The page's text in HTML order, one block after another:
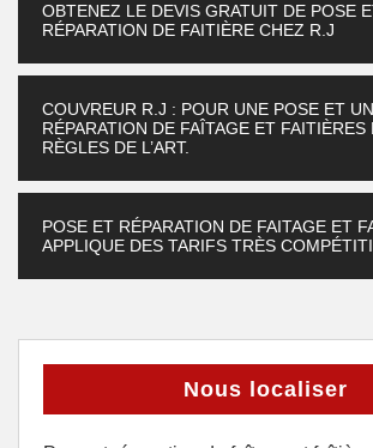
OBTENEZ LE DEVIS GRATUIT DE POSE
RÉPARATION DE FAITIÈRE CHEZ R.J
COUVREUR R.J : POUR UNE POSE ET
RÉPARATION DE FAÎTAGE ET FAITIÈRES
RÈGLES DE L’ART.
POSE ET RÉPARATION DE FAITAGE ET
APPLIQUE DES TARIFS TRÈS
Nous localiser